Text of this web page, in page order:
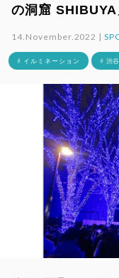
の洞窟
14.November.2022 |
# イルミネーション # 渋谷